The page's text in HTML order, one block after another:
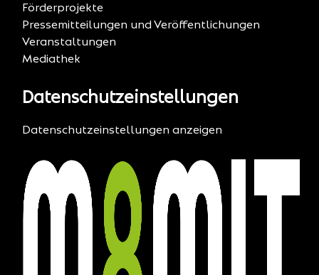
Förderprojekte
Pressemitteilungen und Veröffentlichungen
Veranstaltungen
Mediathek
Datenschutzeinstellungen
Datenschutzeinstellungen anzeigen